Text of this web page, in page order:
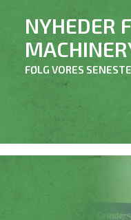
NYHEDER
FØLG VORES